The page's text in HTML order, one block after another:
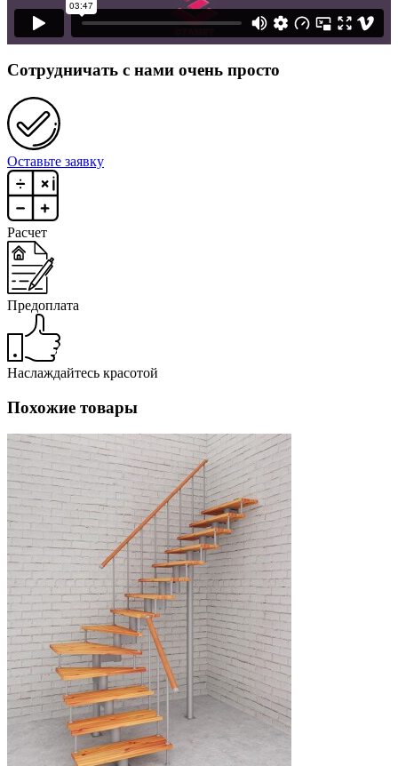
Сотрудничать с нами очень просто
Оставьте заявку
Расчет
Предоплата
Наслаждайтесь красотой
Похожие товары